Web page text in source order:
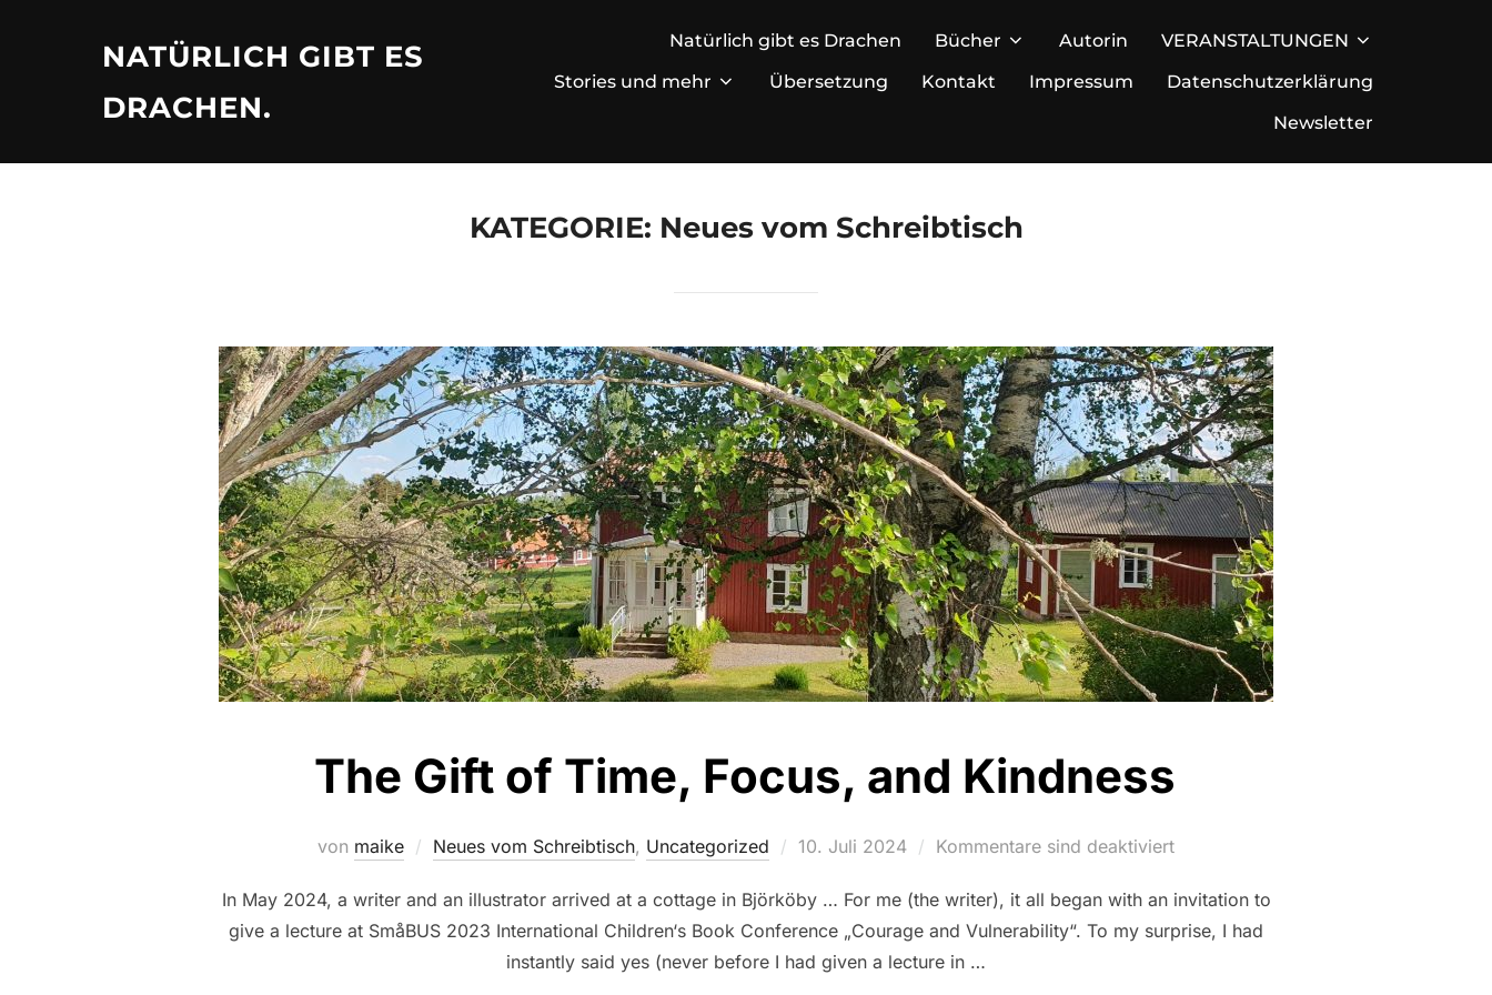
NATÜRLICH GIBT ES
DRACHEN.
Natürlich gibt es Drachen Bücher Autorin
VERANSTALTUNGEN
Stories und mehr
Übersetzung Kontakt Impressum
Datenschutzerklärung
Newsletter
KATEGORIE: Neues vom Schreibtisch
The Gift of Time, Focus, and Kindness
von maike Neues vom Schreibtisch, Uncategorized
Veröffentlicht
10. Juli 2024 Kommentare sind deaktiviert
In May 2024, a writer and an illustrator arrived at a cottage in Björköby … For me (the writer), it all began with an invitation to
give a lecture at SmåBUS 2023 International Children‘s Book Conference „Courage and Vulnerability“. To my surprise, I had
instantly said yes (never before I had given a lecture in …